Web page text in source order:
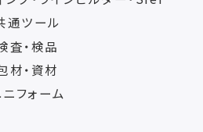
通ツール
査・検品
材・資材
フォーム